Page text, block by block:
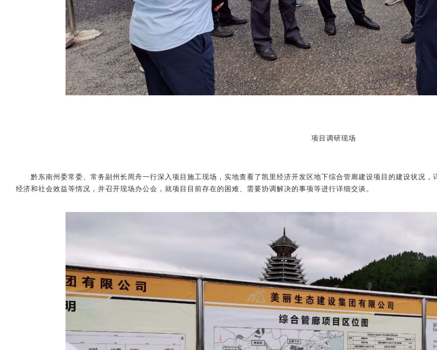
项目调研现场
黔东南州委常委、常务副州长周舟一行深入项目施工现场，实地查看了凯里经济开发区地下综合管廊建设项目的建设状况，
经济和社会效益等情况，并召开现场办公会，就项目目前存在的困难、需要协调解决的事项等进行详细交谈。